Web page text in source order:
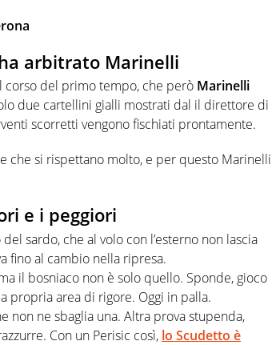
arbitrato Marinelli
del primo tempo, che però Marinelli
due cartellini gialli mostrati dal il direttore di
scorretti vengono fischiati prontamente.
che si rispettano molto, e per questo Marinelli
e i peggiori
sardo, che al volo con l’esterno non lascia
fino al cambio nella ripresa.
il bosniaco non è solo quello. Sponde, gioco
propria area di rigore. Oggi in palla.
non ne sbaglia una. Altra prova stupenda,
Con un Perisic così, lo Scudetto è